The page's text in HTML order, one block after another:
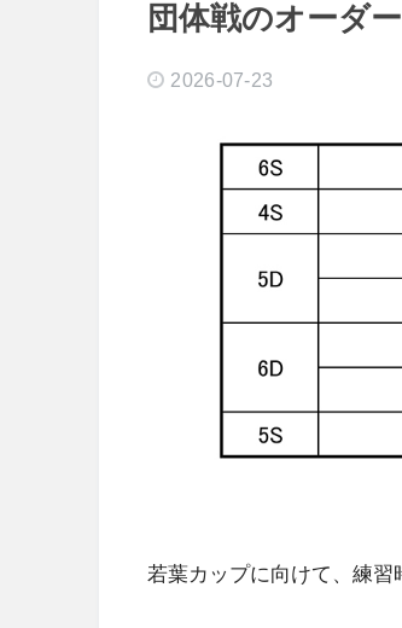
団体戦のオーダ
2026-07-23
若葉カップに向けて、練習